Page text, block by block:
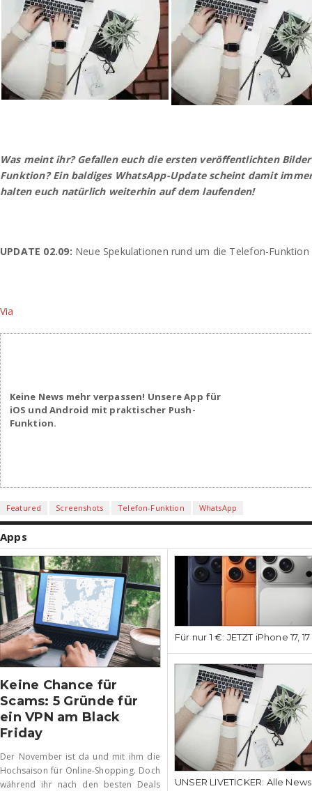
Was meint ihr? Gefallen euch die ersten veröffentlichten
Funktion? Ein baldiges WhatsApp-Update scheint damit
halten euch natürlich weiterhin auf dem laufenden!
UPDATE 02.09: Neue Spekulationen rund um die Telefon-
Via
Keine News mehr verpassen! Unsere App für
iOS und Android mit praktischer Push-
Funktion.
Featured Screenshots Telefon-Funktion WhatsApp
Apps
Keine Chance für
Scams: 5 Gründe für
ein VPN am Black
Friday
Der November ist da und mit ihm die
Hochsaison für Online-Shopping. Doch
während ihr nach den besten Deals
Für nur 1 €: JETZT iPhone 17,
UNSER LIVETICKER: Alle